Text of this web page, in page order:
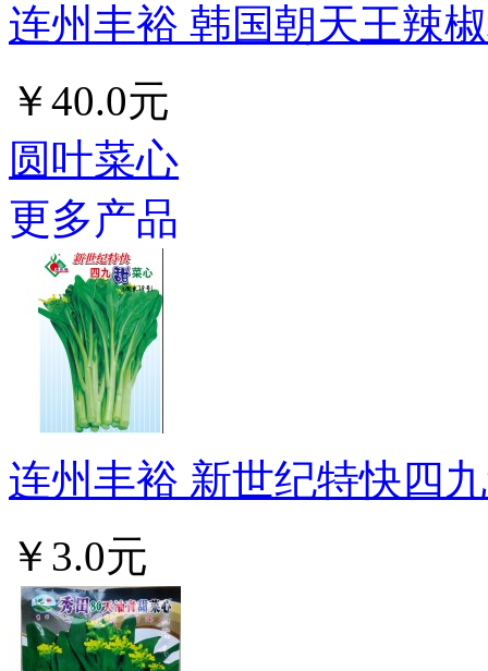
连州丰裕 韩国朝天王辣
￥40.0元
圆叶菜心
更多产品
连州丰裕 新世纪特快四
￥3.0元